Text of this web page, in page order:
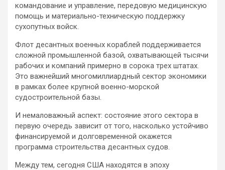
командование и управление, передовую медицинскую
помощь и материально-техническую поддержку
сухопутных войск.
Флот десантных военных кораблей поддерживается
сложной промышленной базой, охватывающей тысячи
рабочих и компаний примерно в сорока трех штатах.
Это важнейший многомиллиардный сектор экономики
в рамках более крупной военно-морской
судостроительной базы.
И немаловажный аспект: состояние этого сектора в
первую очередь зависит от того, насколько устойчиво
финансируемой и долговременной окажется
программа строительства десантных судов.
Между тем, сегодня США находятся в эпоху